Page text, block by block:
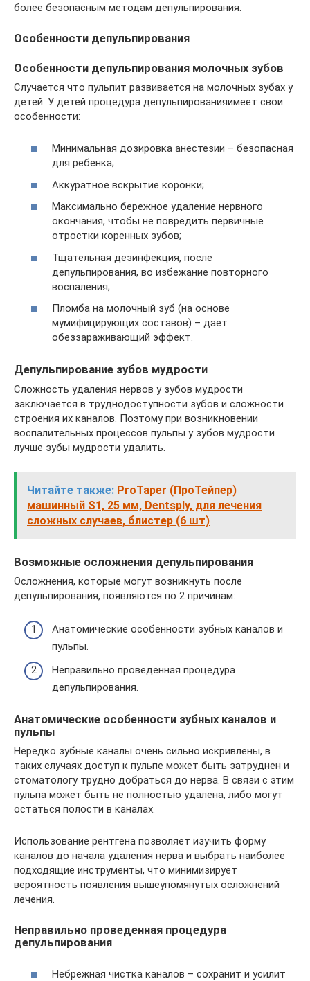
более безопасным методам депульпирования.
Особенности депульпирования
Особенности депульпирования молочных зубов
Случается что пульпит развивается на молочных зубах у
детей. У детей процедура депульпированияимеет свои
особенности:
Минимальная дозировка анестезии – безопасная
для ребенка;
Аккуратное вскрытие коронки;
Максимально бережное удаление нервного
окончания, чтобы не повредить первичные
отростки коренных зубов;
Тщательная дезинфекция, после
депульпирования, во избежание повторного
воспаления;
Пломба на молочный зуб (на основе
мумифицирующих составов) – дает
обеззараживающий эффект.
Депульпирование зубов мудрости
Сложность удаления нервов у зубов мудрости
заключается в труднодоступности зубов и сложности
строения их каналов. Поэтому при возникновении
воспалительных процессов пульпы у зубов мудрости
лучше зубы мудрости удалить.
Читайте также: ProTaper (ПроТейпер)
машинный S1, 25 мм, Dentsply, для лечения
сложных случаев, блистер (6 шт)
Возможные осложнения депульпирования
Осложнения, которые могут возникнуть после
депульпирования, появляются по 2 причинам:
Анатомические особенности зубных каналов и
пульпы.
Неправильно проведенная процедура
депульпирования.
Анатомические особенности зубных каналов и
пульпы
Нередко зубные каналы очень сильно искривлены, в
таких случаях доступ к пульпе может быть затруднен и
стоматологу трудно добраться до нерва. В связи с этим
пульпа может быть не полностью удалена, либо могут
остаться полости в каналах.
Использование рентгена позволяет изучить форму
каналов до начала удаления нерва и выбрать наиболее
подходящие инструменты, что минимизирует
вероятность появления вышеупомянутых осложнений
лечения.
Неправильно проведенная процедура
депульпирования
Небрежная чистка каналов – сохранит и усилит